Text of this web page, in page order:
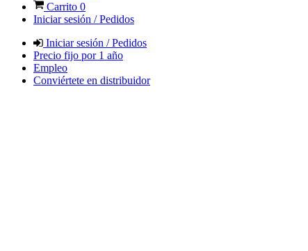
Carrito 0
Iniciar sesión / Pedidos
Iniciar sesión / Pedidos
Precio fijo por 1 año
Empleo
Conviértete en distribuidor